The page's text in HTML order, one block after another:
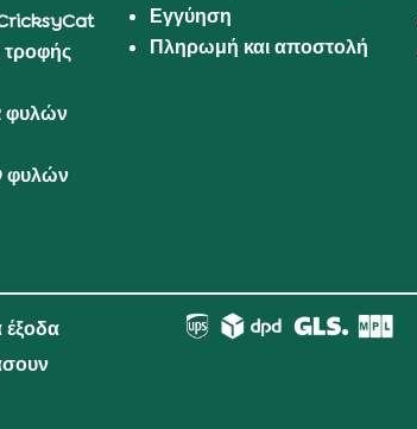
τροφής
φυλών
φυλών
Εγγύηση
Πληρωμή και αποστολή
έξοδα